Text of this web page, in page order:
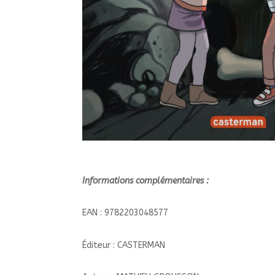
Informations complémentaires :
EAN : 9782203048577
Éditeur : CASTERMAN